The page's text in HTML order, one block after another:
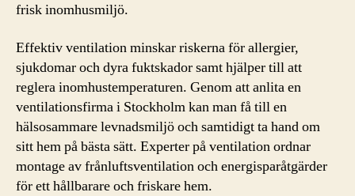
frisk inomhusmiljö.
Effektiv ventilation minskar riskerna för allergier,
sjukdomar och dyra fuktskador samt hjälper till att
reglera inomhustemperaturen. Genom att anlita en
ventilationsfirma i Stockholm kan man få till en
hälsosammare levnadsmiljö och samtidigt ta hand om
sitt hem på bästa sätt. Experter på ventilation ordnar
montage av frånluftsventilation och energisparåtgärder
för ett hållbarare och friskare hem.